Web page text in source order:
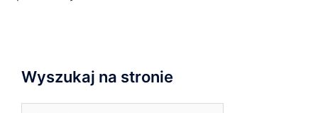
Wyszukaj na stronie